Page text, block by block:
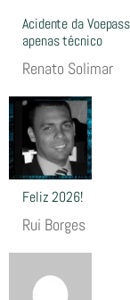
Acidente da
apenas técnico
Renato Solimar
Feliz 2026!
Rui Borges